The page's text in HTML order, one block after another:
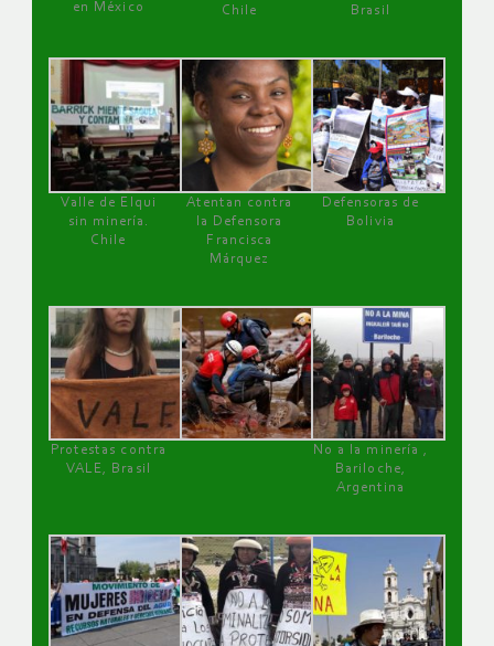
en México
Chile
Brasil
Valle de Elqui
sin minería.
Chile
Atentan contra
la Defensora
Francisca
Márquez
Defensoras de
Bolivia
Protestas contra
VALE, Brasil
No a la minería ,
Bariloche,
Argentina